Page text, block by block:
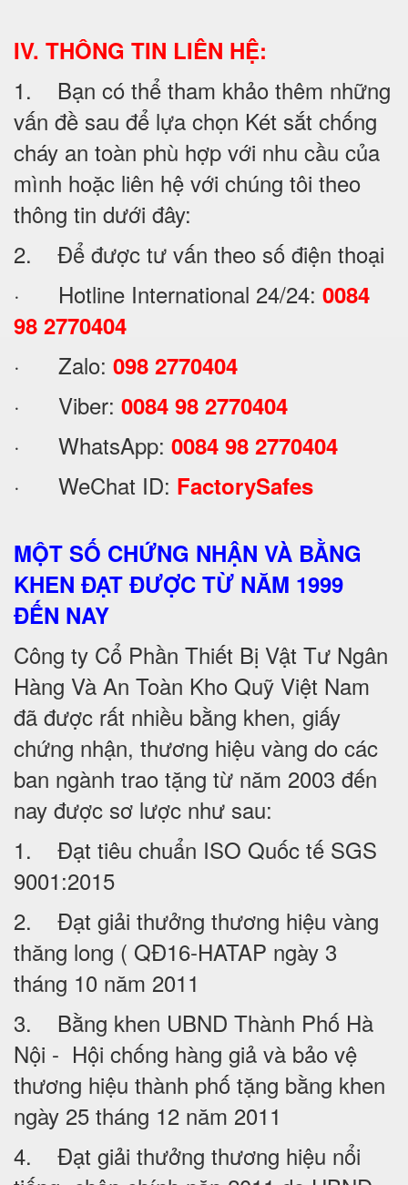
IV. THÔNG TIN LIÊN HỆ:
1. Bạn có thể tham khảo thêm những
vấn đề sau để lựa chọn Két sắt chống
cháy an toàn phù hợp với nhu cầu của
mình hoặc liên hệ với chúng tôi theo
thông tin dưới đây:
2. Để được tư vấn theo số điện thoại
· Hotline International 24/24: 0084
98 2770404
· Zalo: 098 2770404
· Viber: 0084 98 2770404
· WhatsApp: 0084 98 2770404
· WeChat ID: FactorySafes
MỘT SỐ CHỨNG NHẬN VÀ BẰNG
KHEN ĐẠT ĐƯỢC TỪ NĂM 1999
ĐẾN NAY
Công ty Cổ Phần Thiết Bị Vật Tư Ngân
Hàng Và An Toàn Kho Quỹ Việt Nam
đã được rất nhiều bằng khen, giấy
chứng nhận, thương hiệu vàng do các
ban ngành trao tặng từ năm 2003 đến
nay được sơ lược như sau:
1. Đạt tiêu chuẩn ISO Quốc tế SGS
9001:2015
2. Đạt giải thưởng thương hiệu vàng
thăng long ( QĐ16-HATAP ngày 3
tháng 10 năm 2011
3. Bằng khen UBND Thành Phố Hà
Nội - Hội chống hàng giả và bảo vệ
thương hiệu thành phố tặng bằng khen
ngày 25 tháng 12 năm 2011
4. Đạt giải thưởng thương hiệu nổi